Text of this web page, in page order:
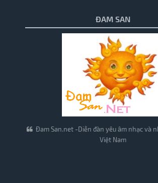
ĐAM SAN
Đam San.net -Diễn đàn yêu âm nhạc và
Việt Nam